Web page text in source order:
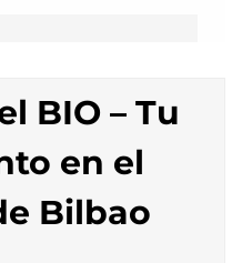
BIO – Tu
en el
Bilbao